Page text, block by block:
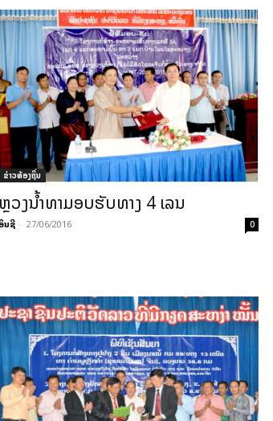
ຂ່າວທ້ອງຖິ່ນ
ຫຼວງນ້ຳທາມອບຮັບທາງ 4 ເລນ
ອິນຊີ - 27/06/2016 0